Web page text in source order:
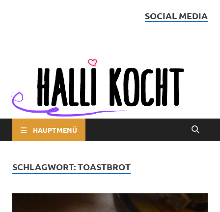
SOCIAL MEDIA
HAUPTMENÜ
SCHLAGWORT:TOASTBROT